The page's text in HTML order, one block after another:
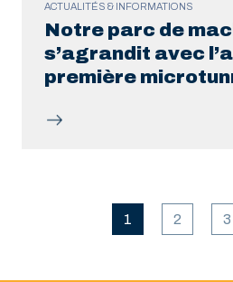
ACTUALITÉS & INFORMATIONS
Notre parc de
s’agrandit avec
première
1 2 3